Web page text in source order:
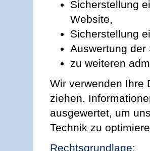
Sicherstellung
Website,
Sicherstellung
Auswertung
zu weiteren
Wir verwenden Ihre
ziehen.
ausgewertet, um
Technik zu
Rechtsgrundlage: